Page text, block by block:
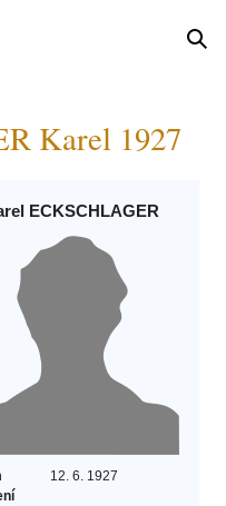
Karel 1927
ECKSCHLAGER
12. 6. 1927